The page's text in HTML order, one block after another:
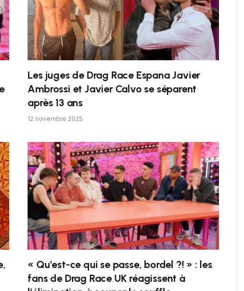
Les juges de Drag Race Espana Javier
Ambrossi et Javier Calvo se séparent
après 13 ans
12 novembre 2025
« Qu'est-ce qui se passe, bordel ?! » : les
fans de Drag Race UK réagissent à